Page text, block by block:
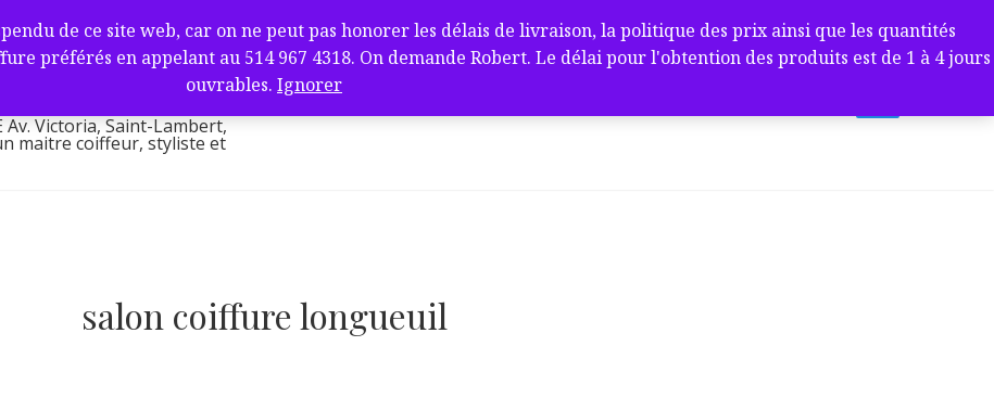
de ce site web, car on ne peut pas honorer les délais de livraison, la politique des prix ainsi que les quantités
préférés en appelant au 514 967 4318. On demande Robert. Le délai pour l'obtention des produits est de 1 à 4 jours
ouvrables. Ignorer
et barbier
QC J4V
Victoria, Saint-Lambert,
maitre coiffeur, styliste et
salon coiffure longueuil